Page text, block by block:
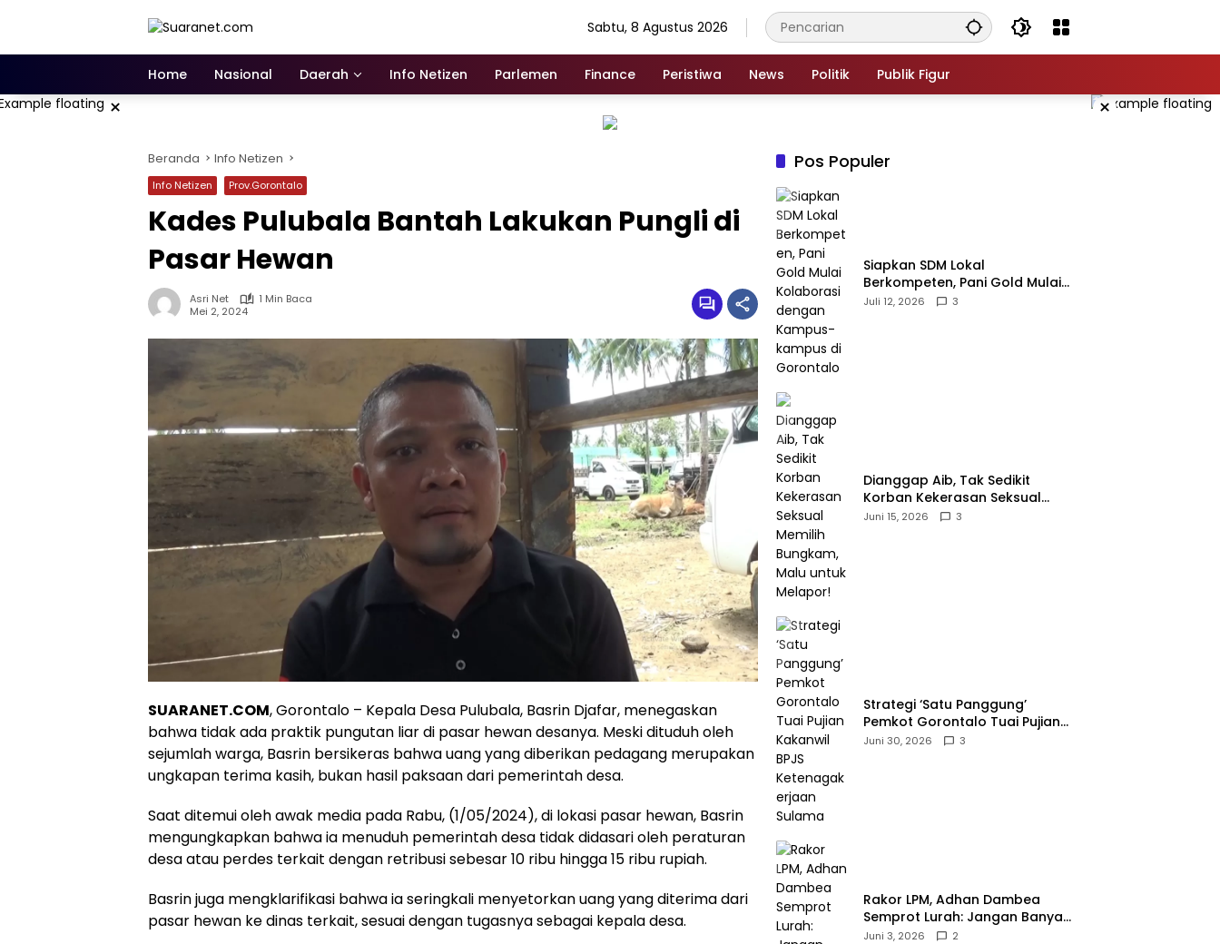
Sabtu, 8 Agustus 2026
Home Nasional Daerah Info Netizen Parlemen Finance Peristiwa News Politik Publik Figur
× ×
Beranda Info Netizen
Info Netizen Prov.Gorontalo
Kades Pulubala Bantah Lakukan Pungli di
Pasar Hewan
Asri Net
1 Min Baca
Mei 2, 2024
SUARANET.COM, Gorontalo – Kepala Desa Pulubala, Basrin Djafar, menegaskan
bahwa tidak ada praktik pungutan liar di pasar hewan desanya. Meski dituduh oleh
sejumlah warga, Basrin bersikeras bahwa uang yang diberikan pedagang merupakan
ungkapan terima kasih, bukan hasil paksaan dari pemerintah desa.
Saat ditemui oleh awak media pada Rabu, (1/05/2024), di lokasi pasar hewan, Basrin
mengungkapkan bahwa ia menuduh pemerintah desa tidak didasari oleh peraturan
desa atau perdes terkait dengan retribusi sebesar 10 ribu hingga 15 ribu rupiah.
Basrin juga mengklarifikasi bahwa ia seringkali menyetorkan uang yang diterima dari
pasar hewan ke dinas terkait, sesuai dengan tugasnya sebagai kepala desa.
Pos Populer
‎Siapkan SDM Lokal
Berkompeten, Pani Gold Mulai
Kolaborasi dengan Kampus-
Juli 12, 2026 3
‎Dianggap Aib, Tak Sedikit
Korban Kekerasan Seksual
Memilih Bungkam, Malu untuk
Juni 15, 2026 3
Strategi ‘Satu Panggung’
Pemkot Gorontalo Tuai Pujian
Kakanwil BPJS
Juni 30, 2026 3
‎Rakor LPM, Adhan Dambea
Semprot Lurah: Jangan Banyak
Gaya!‎
Juni 3, 2026 2